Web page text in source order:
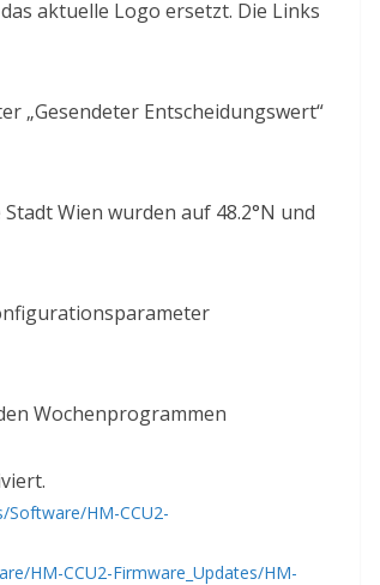
aktuelle Logo ersetzt. Die Links
„Gesendeter Entscheidungswert“
Wien wurden auf 48.2°N und
Wochenprogrammen
HM-CCU2-
HM-CCU2-Firmware_Updates/HM-